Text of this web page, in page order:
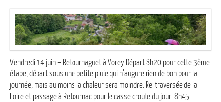
Vendredi 14 juin – Retournaguet à Vorey Départ 8h20 pour cette 3ème
étape, départ sous une petite pluie qui n’augure rien de bon pour la
journée, mais au moins la chaleur sera moindre. Re-traversée de la
Loire et passage à Retournac pour le casse croute du jour. 8h45 :